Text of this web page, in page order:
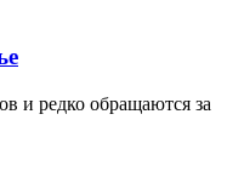
и редко обращаются за